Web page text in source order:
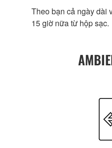
Theo bạn cả ngày dài
15 giờ nữa từ hộp sạc.